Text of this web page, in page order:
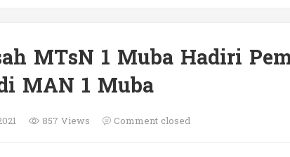
MTsN 1 Muba Hadiri
MAN 1 Muba
857 Views Comment closed